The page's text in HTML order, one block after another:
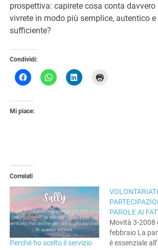
prospettiva: capirete cosa conta davvero
vivrete in modo più semplice, autentico e
sufficiente?
Condividi:
Mi piace:
Correlati
Perché ho scelto il servizio
PAROLE AI
Movità 3-2008
febbraio La
è essenziale